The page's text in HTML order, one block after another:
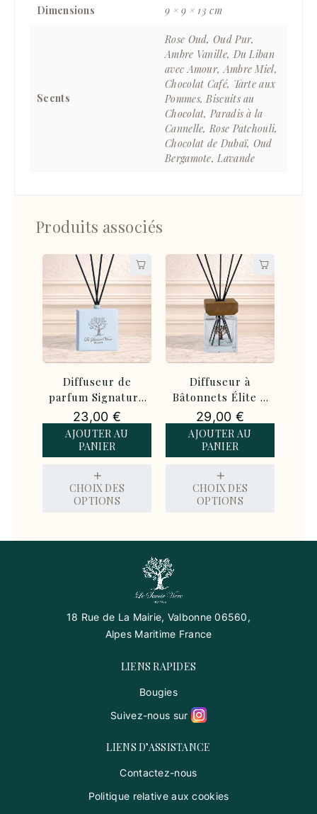
Dimensions 9 × 9 × 13 cm
Scents
Rose Oud, Oud Pur,
Ambre Vanille, Du Liban
avec Amour, Ambre Miel,
Chocolat Café, Tarte aux
Pommes, Biscuits au
Chocolat, Paradis à la
Cannelle, Rose Patchouli,
Chocolat de Dubaï, Oud
Bergamote, Lavande
Produits associés
Diffuseur de
parfum Signature
Blanc – 120 ml
23,00 €
AJOUTER AU
PANIER
CHOIX DES
OPTIONS
Diffuseur à
Bâtonnets Élite –
200 ml
29,00 €
AJOUTER AU
PANIER
CHOIX DES
OPTIONS
18 Rue de La Mairie, Valbonne 06560,
Alpes Maritime France
LIENS RAPIDES
Bougies
Suivez-nous sur
LIENS D’ASSISTANCE
Contactez-nous
Politique relative aux cookies